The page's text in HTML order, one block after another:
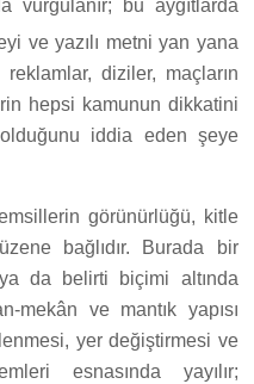
vurgulanır; bu aygıtlarda
ve yazılı metni yan yana
diziler, maçların
hepsi kamunun dikkatini
iddia eden şeye
görünürlüğü, kitle
bağlıdır. Burada bir
da belirti biçimi altında
ve mantık yapısı
yer değiştirmesi ve
esnasında yayılır;